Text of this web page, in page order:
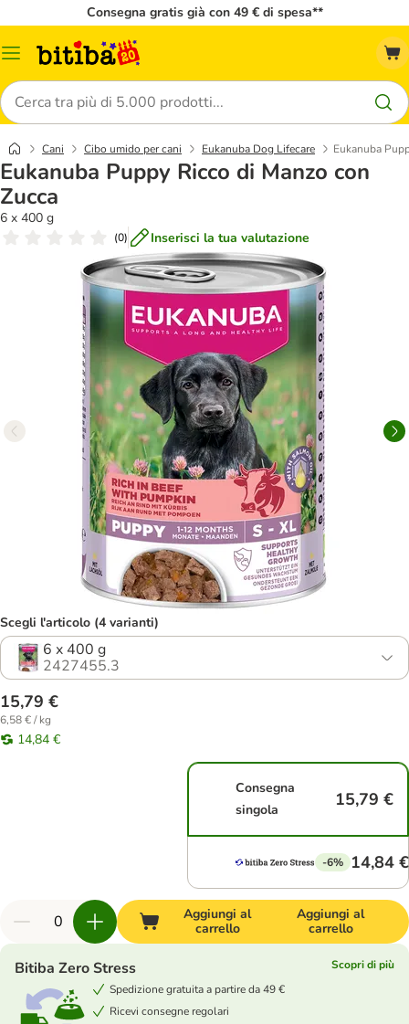
Consegna gratis già con 49 € di spesa**
Overview
Cerca
Cani Cibo umido per cani Eukanuba Dog Lifecare Eukanuba
Eukanuba Puppy Ricco di Manzo con
Zucca
6 x 400 g
(0) Inserisci la tua valutazione
Scegli l'articolo (4 varianti)
6 x 400 g
2427455.3
15,79 €
6,58 € / kg
14,84 €
Consegna
singola
15,79 €
-6% 14,84 €
Aggiungi al
carrello
Aggiungi al
carrello
Bitiba Zero Stress
Scopri di più
Spedizione gratuita a partire da 49 €
Ricevi consegne regolari